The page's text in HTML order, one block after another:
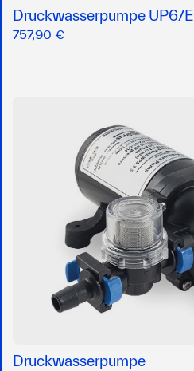
Druckwasserpumpe UP6/E
757,90 €
Druckwasserpumpe